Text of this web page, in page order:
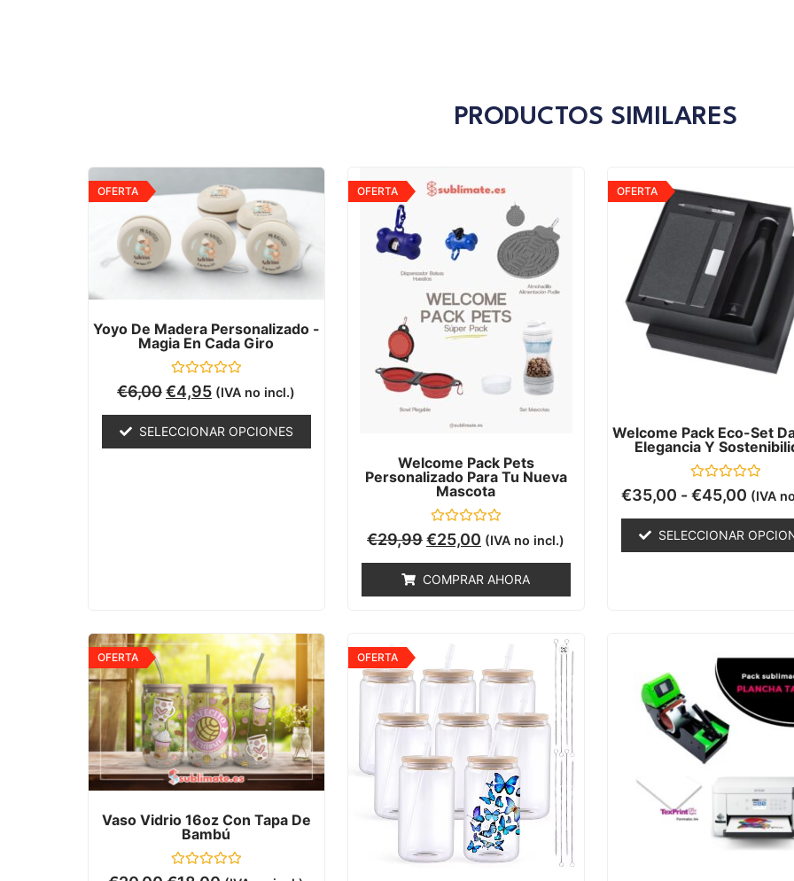
PRODUCTOS SIMILARES
Yoyo De Madera Personalizado -
Magia En Cada Giro
Valorado
con
5
OFERTA
€6,00€4,95 (IVA no incl.)
SELECCIONAR OPCIONES
Welcome Pack Pets
Personalizado Para Tu Nueva
Mascota
Valorado
con
5
OFERTA
€29,99€25,00 (IVA no incl.)
COMPRAR AHORA
Welcome Pack Eco-Set
Elegancia Y
Valorado
con
5
OFERTA
€35,00 - €45,00 (IVA
SELECCIONAR
Vaso Vidrio 16oz Con Tapa De
Bambú
Valorado
OFERTA OFERTA